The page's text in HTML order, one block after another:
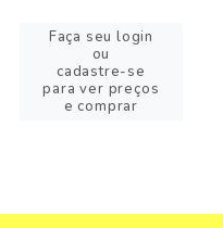
Faça seu login
ou
cadastre-se
para ver preços
e comprar